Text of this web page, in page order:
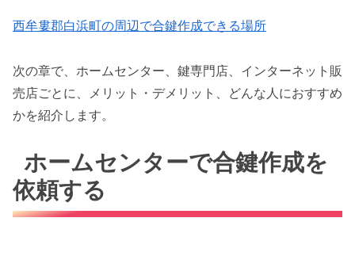
西牟婁郡白浜町の周辺で合鍵作成できる場所
次の章で、ホームセンター、鍵専門店、インターネット販
売店ごとに、メリット・デメリット、どんな人におすすめ
かを紹介します。
ホームセンターで合鍵作成を
依頼する